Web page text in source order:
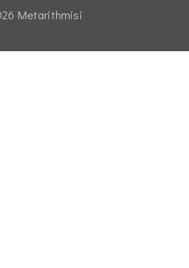
Μetarithmisi